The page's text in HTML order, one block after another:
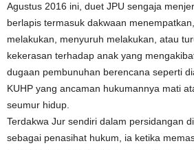
Agustus 2016 ini, duet JPU sengaja
berlapis termasuk dakwaan
melakukan, menyuruh melakukan, atau
kekerasan terhadap anak yang
dugaan pembunuhan berencana seperti
KUHP yang ancaman hukumannya mati
seumur hidup.
Terdakwa Jur sendiri dalam persidangan
sebagai penasihat hukum, ia ketika